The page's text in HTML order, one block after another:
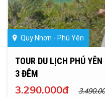
Quy Nhơn - Phú Yên
TOUR DU LỊCH PHÚ
3 ĐÊM
3.290.000đ